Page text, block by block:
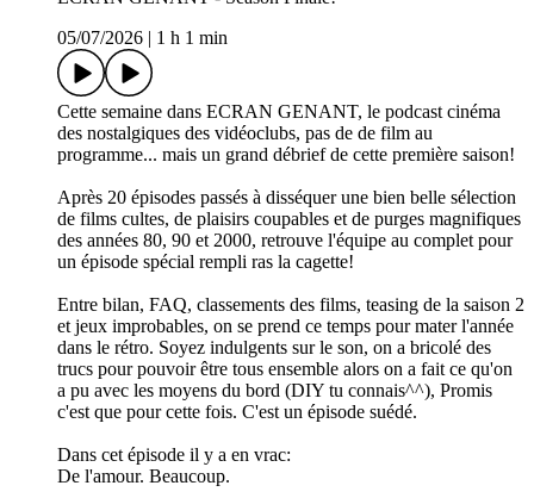
05/07/2026
1 h 1 min
Cette semaine dans ECRAN GENANT, le podcast cinéma
des nostalgiques des vidéoclubs, pas de de film au
programme... mais un grand débrief de cette première saison!
Après 20 épisodes passés à disséquer une bien belle sélection
de films cultes, de plaisirs coupables et de purges magnifiques
des années 80, 90 et 2000, retrouve l'équipe au complet pour
un épisode spécial rempli ras la cagette!
Entre bilan, FAQ, classements des films, teasing de la saison 2
et jeux improbables, on se prend ce temps pour mater l'année
dans le rétro. Soyez indulgents sur le son, on a bricolé des
trucs pour pouvoir être tous ensemble alors on a fait ce qu'on
a pu avec les moyens du bord (DIY tu connais^^), Promis
c'est que pour cette fois. C'est un épisode suédé.
Dans cet épisode il y a en vrac:
De l'amour. Beaucoup.